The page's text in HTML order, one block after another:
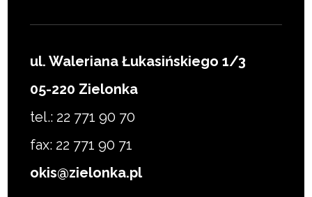
ul. Waleriana Łukasińskiego 1/3
05-220 Zielonka
tel.: 22 771 90 70
fax: 22 771 90 71
okis@zielonka.pl